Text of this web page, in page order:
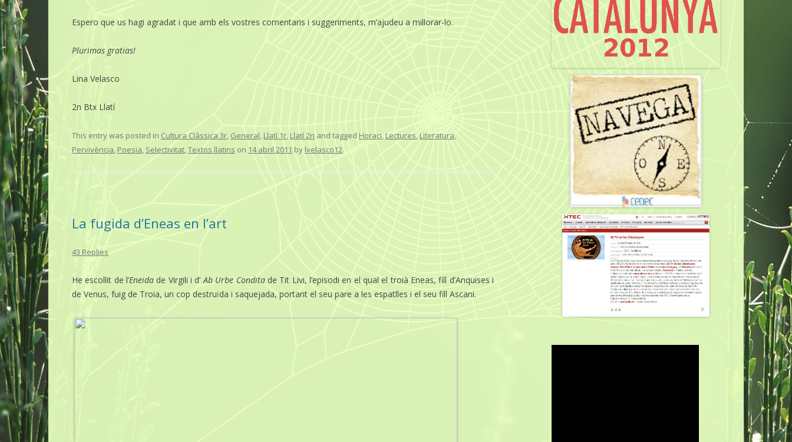
Espero que us hagi agradat i que amb els vostres comentaris i suggeriments, m’ajudeu a millorar-lo.
Plurimas gratias!
Lina Velasco
2n Btx Llatí
This entry was posted in Cultura Clàssica 3r, General, Llatí 1r,Llatí 2n and tagged Horaci, Lectures,Literatura,
Pervivència, Poesia, Selectivitat,Textos llatins on 14 abril 2011 by lvelasco12.
La fugida d’Eneas en l’art
43 Replies
He escollit de l’Eneida de Virgili i d’ Ab Urbe Conditade Tit Livi, l’episodi en el qual el troià Eneas, fill d’Anquises i
de Venus, fuig de Troia, un cop destruïda i saquejada, portant el seu pare a les espatlles i el seu fill Ascani.